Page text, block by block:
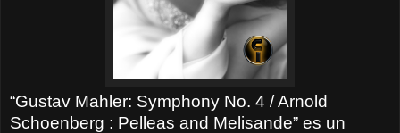
“Gustav Mahler: Symphony No. 4 / Arnold
Schoenberg : Pelleas and Melisande” es un